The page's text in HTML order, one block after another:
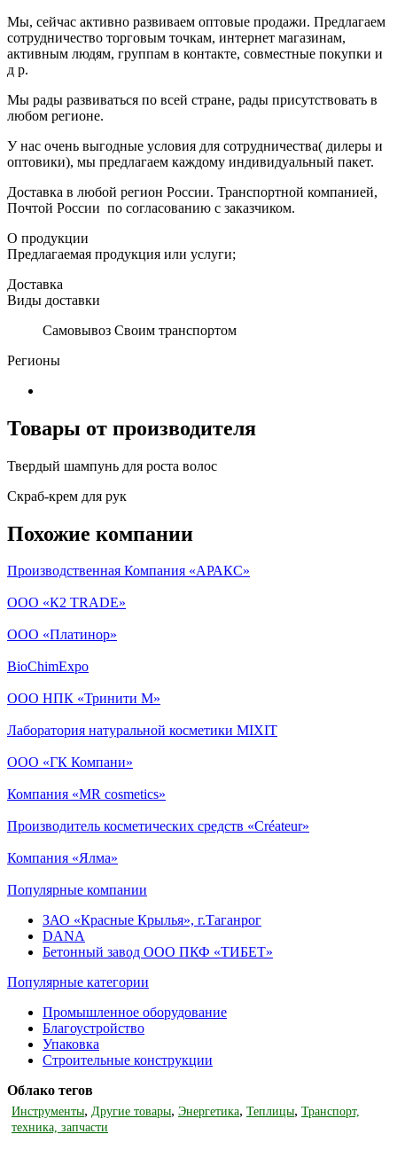
Мы, сейчас активно развиваем оптовые продажи. Предлагаем
сотрудничество торговым точкам, интернет магазинам,
активным людям, группам в контакте, совместные покупки и
д р.
Мы рады развиваться по всей стране, рады присутствовать в
любом регионе.
У нас очень выгодные условия для сотрудничества( дилеры и
оптовики), мы предлагаем каждому индивидуальный пакет.
Доставка в любой регион России. Транспортной компанией,
Почтой России по согласованию с заказчиком.
О продукции
Предлагаемая продукция или услуги;
Доставка
Виды доставки
Самовывоз Своим транспортом
Регионы
Товары от производителя
Твердый шампунь для роста волос
Скраб-крем для рук
Похожие компании
Производственная Компания «АРАКС»
ООО «К2 TRADE»
ООО «Платинор»
BioChimExpo
ООО НПК «Тринити М»
Лаборатория натуральной косметики MIXIT
ООО «ГК Компани»
Компания «MR cosmetics»
Производитель косметических средств «Créateur»
Компания «Ялма»
Популярные компании
ЗАО «Красные Крылья», г.Таганрог
DANA
Бетонный завод ООО ПКФ «ТИБЕТ»
Популярные категории
Промышленное оборудование
Благоустройство
Упаковка
Строительные конструкции
Облако тегов
Инструменты, Другие товары, Энергетика, Теплицы, Транспорт,
техника, запчасти